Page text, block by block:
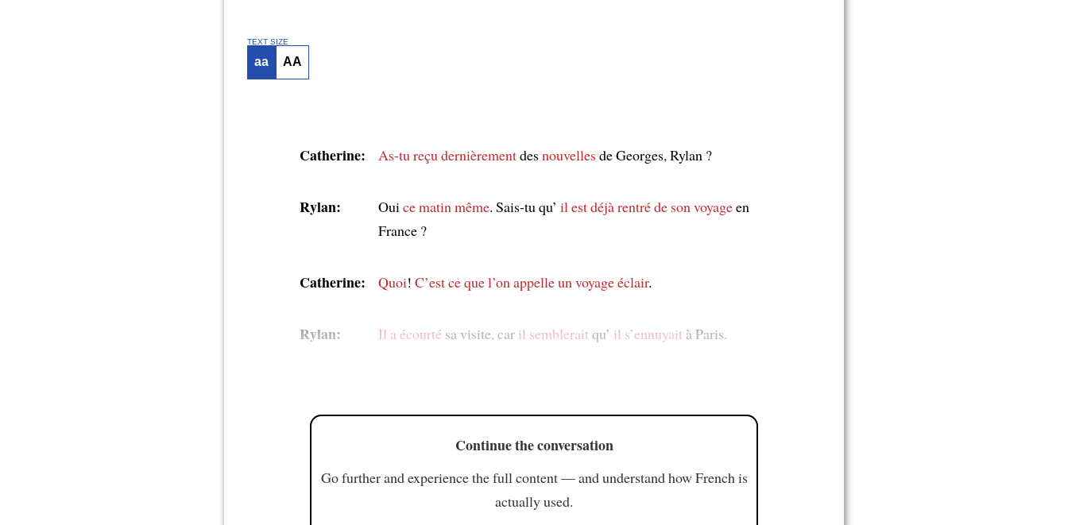
TEXT SIZE
aa AA
Catherine: As-tu reçu dernièrementdesnouvellesde Georges, Rylan ?
Rylan: Oui ce matin même. Sais-tu qu’ il est déjà rentréde son voyageen
France ?
Catherine: Quoi! C’est ce que l’on appelleun voyage éclair.
Rylan: Il a écourté sa visite, car il semblerait qu’ il s’ennuyait à Paris.
Continue the conversation
Go further and experience the full content — and understand how French is
actually used.